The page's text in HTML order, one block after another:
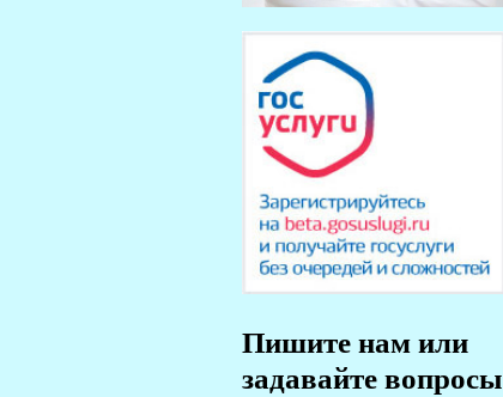
Пишите нам или
задавайте вопросы